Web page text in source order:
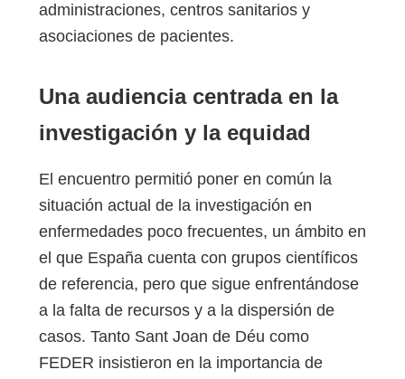
administraciones, centros sanitarios y
asociaciones de pacientes.
Una audiencia centrada en la
investigación y la equidad
El encuentro permitió poner en común la
situación actual de la investigación en
enfermedades poco frecuentes, un ámbito en
el que España cuenta con grupos científicos
de referencia, pero que sigue enfrentándose
a la falta de recursos y a la dispersión de
casos. Tanto Sant Joan de Déu como
FEDER insistieron en la importancia de